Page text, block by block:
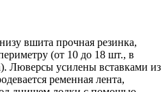
вшита прочная резинка,
(от 10 до 18 шт., в
Люверсы усилены вставками из
ременная лента,